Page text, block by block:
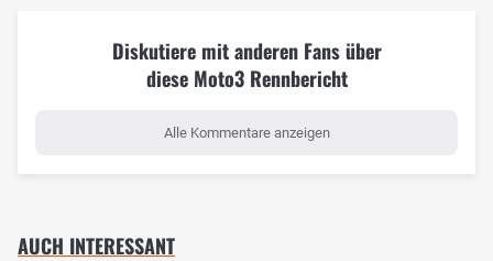
Diskutiere mit anderen Fans über
diese Moto3 Rennbericht
Alle Kommentare anzeigen
AUCH INTERESSANT